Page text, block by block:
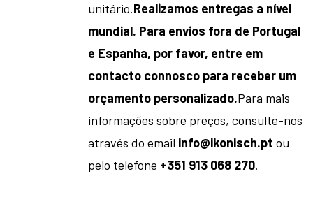
unitário.Realizamos entregas a nível
mundial. Para envios fora de Portugal
e Espanha, por favor, entre em
contacto connosco para receber um
orçamento personalizado.Para mais
informações sobre preços, consulte-nos
através do email info@ikonisch.pt ou
pelo telefone +351 913 068 270.